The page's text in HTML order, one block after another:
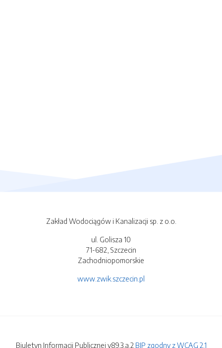
Zakład Wodociągów i Kanalizacji sp. z o.o.
ul. Golisza 10
71-682, Szczecin
Zachodniopomorskie
www.zwik.szczecin.pl
Biuletyn Informacji Publicznej v89.3.a.2 BIP zgodny z WCAG 2.1